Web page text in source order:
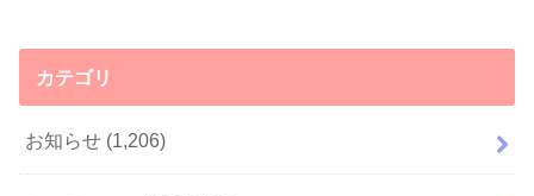
カテゴリ
お知らせ (1,206)